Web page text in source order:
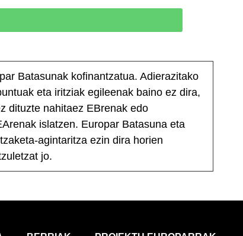
Batasunak kofinantzatua. Adierazitako
eta iritziak egileenak baino ez dira,
dituzte nahitaez EBrenak edo
islatzen. Europar Batasuna eta
agintaritza ezin dira horien
jo.